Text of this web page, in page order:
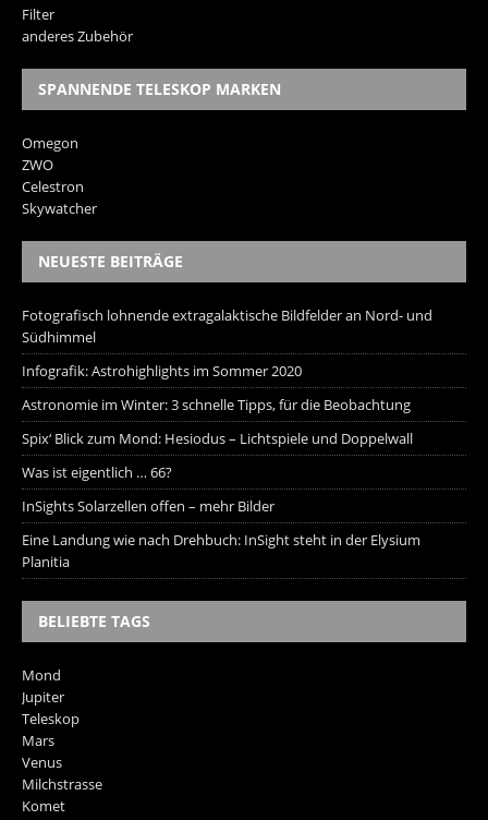
Filter
anderes Zubehör
SPANNENDE TELESKOP MARKEN
Omegon
ZWO
Celestron
Skywatcher
NEUESTE BEITRÄGE
Fotografisch lohnende extragalaktische Bildfelder an Nord- und
Südhimmel
Infografik: Astrohighlights im Sommer 2020
Astronomie im Winter: 3 schnelle Tipps, für die Beobachtung
Spix‘ Blick zum Mond: Hesiodus – Lichtspiele und Doppelwall
Was ist eigentlich … 66?
InSights Solarzellen offen – mehr Bilder
Eine Landung wie nach Drehbuch: InSight steht in der Elysium
Planitia
BELIEBTE TAGS
Mond
Jupiter
Teleskop
Mars
Venus
Milchstrasse
Komet